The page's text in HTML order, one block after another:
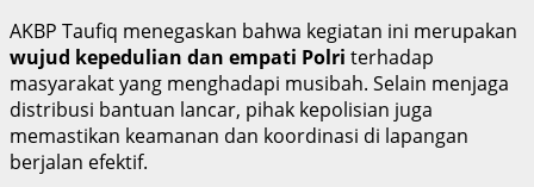
AKBP Taufiq menegaskan bahwa kegiatan ini merupakan
wujud kepedulian dan empati Polri terhadap
masyarakat yang menghadapi musibah. Selain menjaga
distribusi bantuan lancar, pihak kepolisian juga
memastikan keamanan dan koordinasi di lapangan
berjalan efektif.